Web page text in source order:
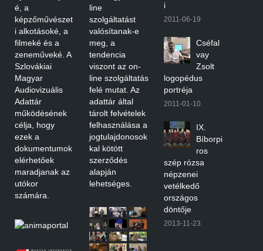
é, a
képzőművészet
i alkotásoké, a
filmeké és a
zeneműveké. A
Szlovákiai
Magyar
Audiovizuális
Adattár
működésének
célja, hogy
ezek a
dokumentumok
elérhetőek
maradjanak az
utókor
számára.
line
szolgáltatást
valósítanak-e
meg, a
tendencia
viszont az on-
line szolgáltatás
felé mutat. Az
adattár által
tárolt felvételek
felhasználása a
jogtulajdonosok
kal kötött
szerződés
alapján
lehetséges.
i
2011-06-19
Cséfal
vay
Zsolt
logopédus
portréja
2011-01-10
IX.
Bíborpi
ros
szép rózsa
népzenei
vetélkedő
országos
döntője
2013-11-23